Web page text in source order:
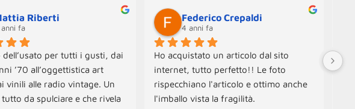
Riberti
fa
dell’usato per tutti i gusti, dai
’70 all’oggettistica art
vinili alle radio vintage. Un
da spulciare e che rivela
Federico Crepaldi
4 anni fa
Ho acquistato un articolo dal sito
internet, tutto perfetto!! Le foto
rispecchiano l'articolo e ottimo anche
l'imballo vista la fragilità.